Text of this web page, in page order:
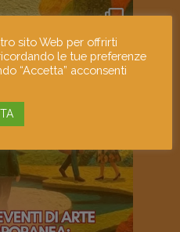
sito Web per offrirti
le tue preferenze
“Accetta” acconsenti